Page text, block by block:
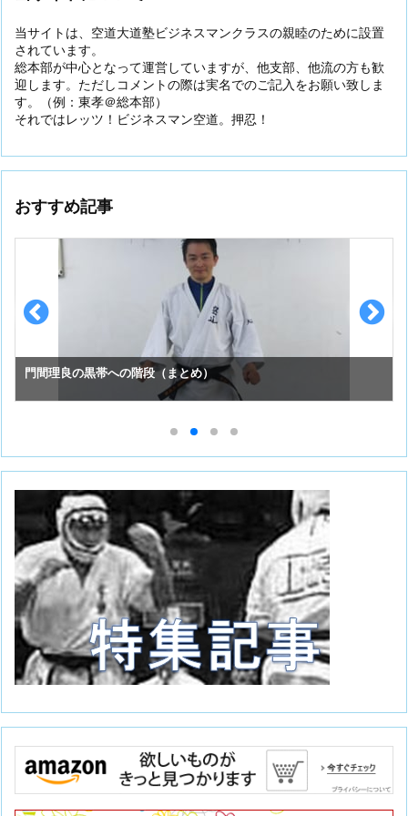
当サイトは、空道大道塾ビジネスマンクラスの親睦のために設置
されています。
総本部が中心となって運営していますが、他支部、他流の方も歓
迎します。ただしコメントの際は実名でのご記入をお願い致しま
す。（例：東孝＠総本部）
それではレッツ！ビジネスマン空道。押忍！
おすすめ記事
スーパーセーフのお手入れ （①初めての投稿）